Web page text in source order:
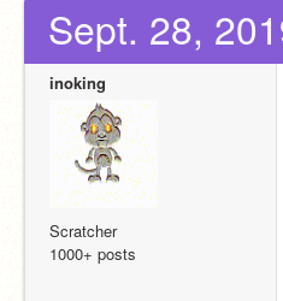
Sept. 28,
inoking
Scratcher
1000+ posts